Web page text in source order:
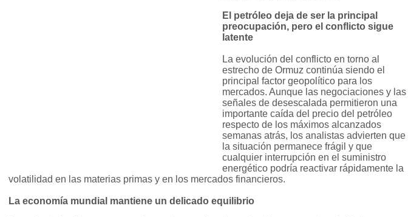
El petróleo deja de ser la principal
preocupación, pero el conflicto sigue
latente
La evolución del conflicto en torno al
estrecho de Ormuz continúa siendo el
principal factor geopolítico para los
mercados. Aunque las negociaciones y las
señales de desescalada permitieron una
importante caída del precio del petróleo
respecto de los máximos alcanzados
semanas atrás, los analistas advierten que
la situación permanece frágil y que
cualquier interrupción en el suministro
energético podría reactivar rápidamente la
volatilidad en las materias primas y en los mercados financieros.
La economía mundial mantiene un delicado equilibrio